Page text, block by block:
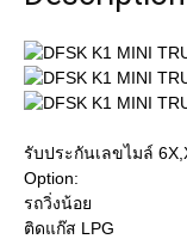
8882
quantity
รับประกันเลขไมล์
Option:
รถวิ่งน้อย
ติดแก๊ส LPG